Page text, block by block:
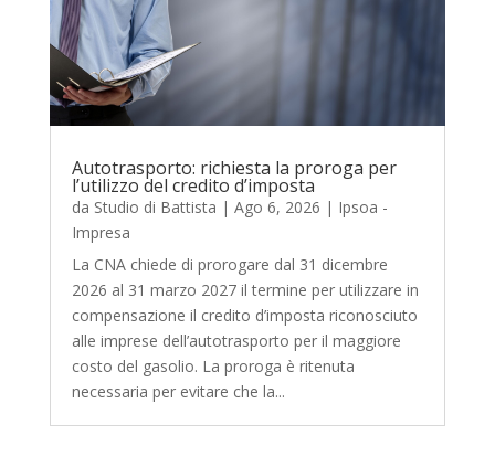
Autotrasporto: richiesta la proroga per
l’utilizzo del credito d’imposta
da Studio di Battista | Ago 6, 2026 | Ipsoa -
Impresa
La CNA chiede di prorogare dal 31 dicembre
2026 al 31 marzo 2027 il termine per utilizzare in
compensazione il credito d’imposta riconosciuto
alle imprese dell’autotrasporto per il maggiore
costo del gasolio. La proroga è ritenuta
necessaria per evitare che la...